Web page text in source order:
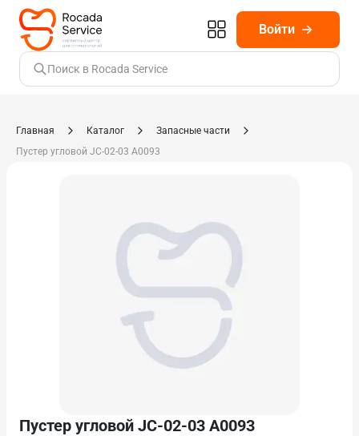
Войти
Поиск в Rocada Service
Главная Каталог
Запасные части
Пустер угловой JC-02-03 A0093
Пустер угловой JC-02-03 A0093